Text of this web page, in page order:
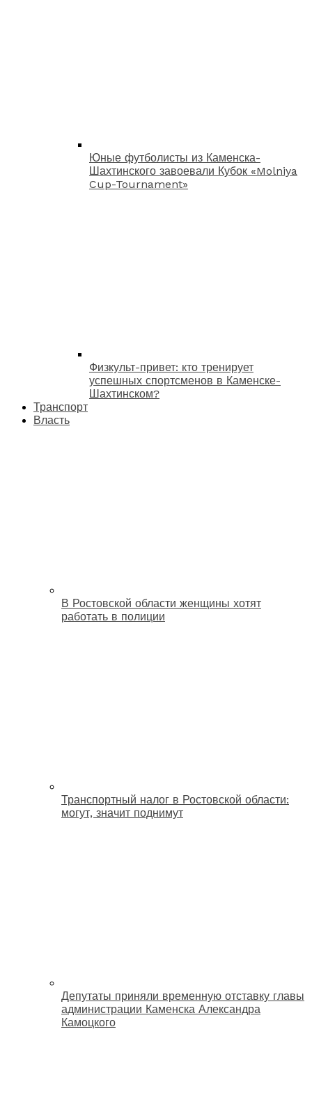
Юные футболисты из Каменска-
Шахтинского завоевали Кубок «Molniya
Cup-Tournament»
Физкульт-привет: кто тренирует
успешных спортсменов в Каменске-
Шахтинском?
Транспорт
Власть
В Ростовской области женщины хотят
работать в полиции
Транспортный налог в Ростовской области:
могут, значит поднимут
Депутаты приняли временную отставку главы
администрации Каменска Александра
Камоцкого